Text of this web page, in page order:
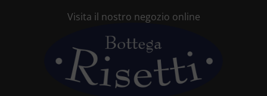
Visita il nostro negozio online